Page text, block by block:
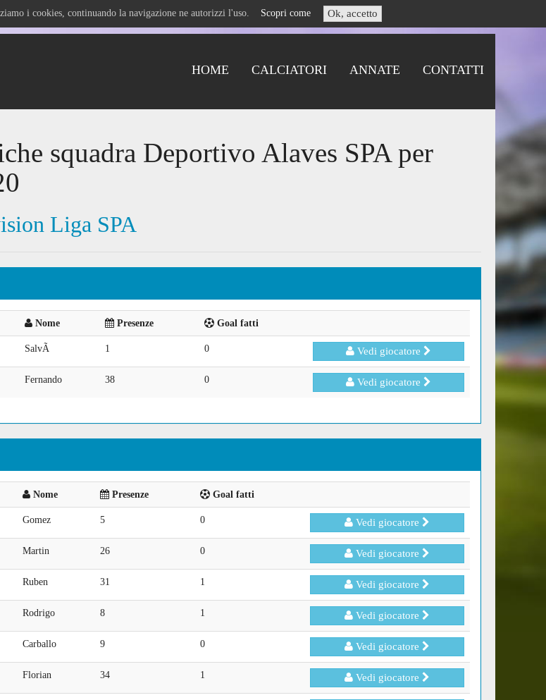
i cookies, continuando la navigazione ne autorizzi l'uso. Scopri come Ok, accetto
HOME CALCIATORI ANNATE CONTATTI
squadra Deportivo Alaves SPA per
Liga SPA
Nome Presenze Goal fatti
SalvÃ 1 0 Vedi giocatore
Fernando 38 0 Vedi giocatore
Nome Presenze Goal fatti
Gomez 5 0 Vedi giocatore
Martin 26 0 Vedi giocatore
Ruben 31 1 Vedi giocatore
Rodrigo 8 1 Vedi giocatore
Carballo 9 0 Vedi giocatore
Florian 34 1 Vedi giocatore